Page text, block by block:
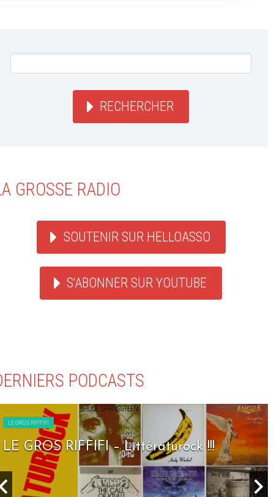
RECHERCHER
GROSSE RADIO
SOUTENIR SUR HELLOASSO
S'ABONNER SUR YOUTUBE
PODCASTS
LE GROS RIFFIFI
LE GROS RIFFIFI – Seven Days To Rock !!!